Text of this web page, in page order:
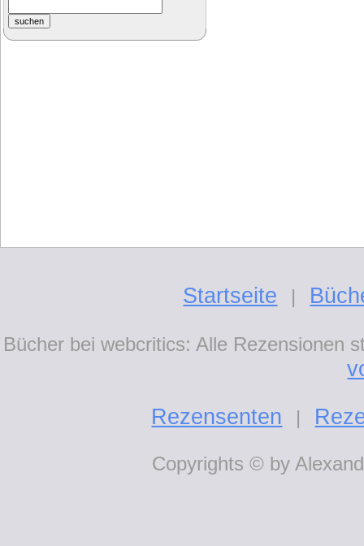
Startseite |
Bücher bei webcritics: Alle Rezensionen
Rezensenten
|
Copyrights © by